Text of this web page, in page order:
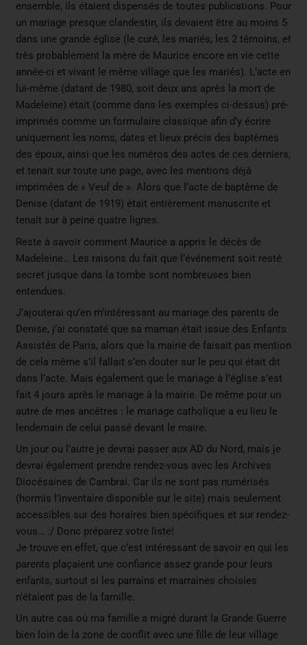
ensemble, ils étaient dispensés de toutes publications. Pour
un mariage presque clandestin, ils devaient être au moins 5
dans une grande église (le curé, les mariés, les 2 témoins, et
très probablement la mère de Maurice encore en vie cette
année-ci et vivant le même village que les mariés). L’acte en
lui-même (datant de 1980, soit deux ans après la mort de
Madeleine) était (comme dans les exemples ci-dessus) pré-
imprimés comme un formulaire classique afin d’y écrire
uniquement les noms, dates et lieux précis des baptêmes
des époux, ainsi que les numéros des actes de ces derniers,
et tenait sur toute une page, avec les mentions déjà
imprimées de « Veuf de ». Alors que l’acte de baptême de
Denise (datant de 1919) était entièrement manuscrite et
tenait sur à peine quatre lignes.
Reste à savoir comment Maurice a appris le décès de
Madeleine… Les raisons du fait que l’événement soit resté
secret jusque dans la tombe sont nombreuses bien
entendues.
J’ajouterai qu’en m’intéressant au mariage des parents de
Denise, j’ai constaté que sa maman était issue des Enfants
Assistés de Paris, alors que la mairie de faisait pas mention
de cela même s’il fallait s’en douter sur le peu qui était dit
dans l’acte. Mais également que le mariage à l’église s’est
fait 4 jours après le mariage à la mairie. De même pour un
autre de mes ancêtres : le mariage catholique a eu lieu le
lendemain de celui passé devant le maire.
Un jour ou l’autre je devrai passer aux AD du Nord, mais je
devrai également prendre rendez-vous avec les Archives
Diocésaines de Cambrai. Car ils ne sont pas numérisés
(hormis l’inventaire disponible sur le site) mais seulement
accessibles sur des horaires bien spécifiques et sur rendez-
vous… :/ Donc préparez votre liste!
Je trouve en effet, que c’est intéressant de savoir en qui les
parents plaçaient une confiance assez grande pour leurs
enfants, surtout si les parrains et marraines choisies
n’étaient pas de la famille.
Un autre cas où ma famille a migré durant la Grande Guerre
bien loin de la zone de conflit avec une fille de leur village